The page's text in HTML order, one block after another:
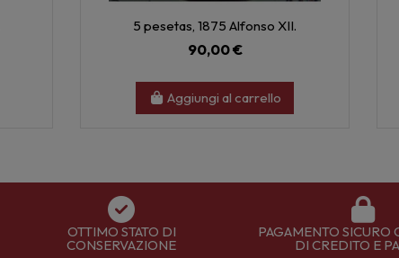
5 pesetas, 1875 Alfonso XII.
90,00 €
Aggiungi al carrello
OTTIMO STATO DI
CONSERVAZIONE
PAGAMENTO SICURO
DI CREDITO E